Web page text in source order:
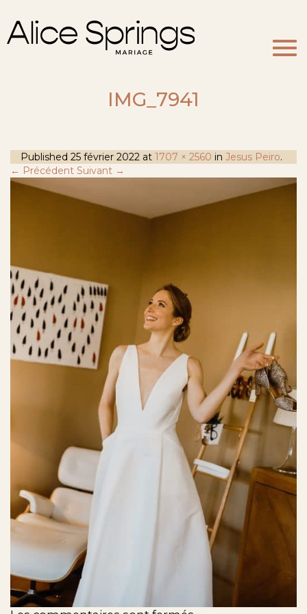
IMG_7941
Published 25 février 2022 at 1707 × 2560 in Jesus Peiro.
← Précédent Suivant →